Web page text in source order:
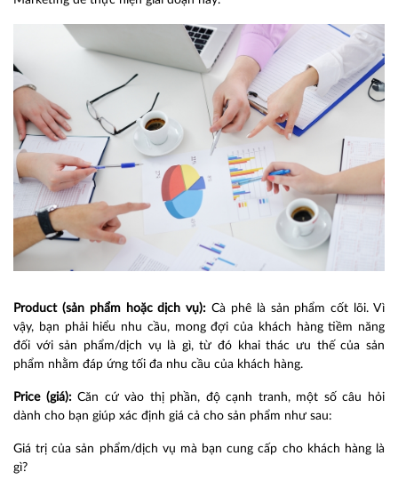
Product (sản phẩm hoặc dịch vụ): Cà phê là sản phẩm cốt lõi. Vì
vậy, bạn phải hiểu nhu cầu, mong đợi của khách hàng tiềm năng
đối với sản phẩm/dịch vụ là gì, từ đó khai thác ưu thế của sản
phẩm nhằm đáp ứng tối đa nhu cầu của khách hàng.
Price (giá):Căn cứ vào thị phần, độ cạnh tranh, một số câu hỏi
dành cho bạn giúp xác định giá cả cho sản phẩm như sau:
Giá trị của sản phẩm/dịch vụ mà bạn cung cấp cho khách hàng là
gì?